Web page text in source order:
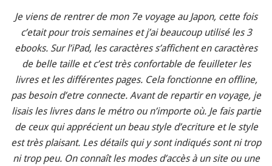
Je viens de rentrer de mon 7e voyage au Japon, cette fois
c’etait pour trois semaines et j’ai beaucoup utilisé les 3
ebooks. Sur l’iPad, les caractères s’affichent en caractères
de belle taille et c’est très confortable de feuilleter les
livres et les différentes pages. Cela fonctionne en offline,
pas besoin d’etre connecte. Avant de repartir en voyage, je
lisais les livres dans le métro ou n’importe où. Je fais partie
de ceux qui apprécient un beau style d’ecriture et le style
est très plaisant. Les détails qui y sont indiqués sont ni trop
ni trop peu. On connaît les modes d’accès à un site ou une